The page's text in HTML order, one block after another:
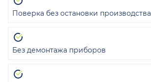
Поверка без остановки производства
Без демонтажа приборов